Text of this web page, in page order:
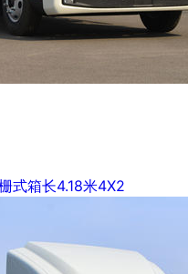
式箱长4.18米4X2